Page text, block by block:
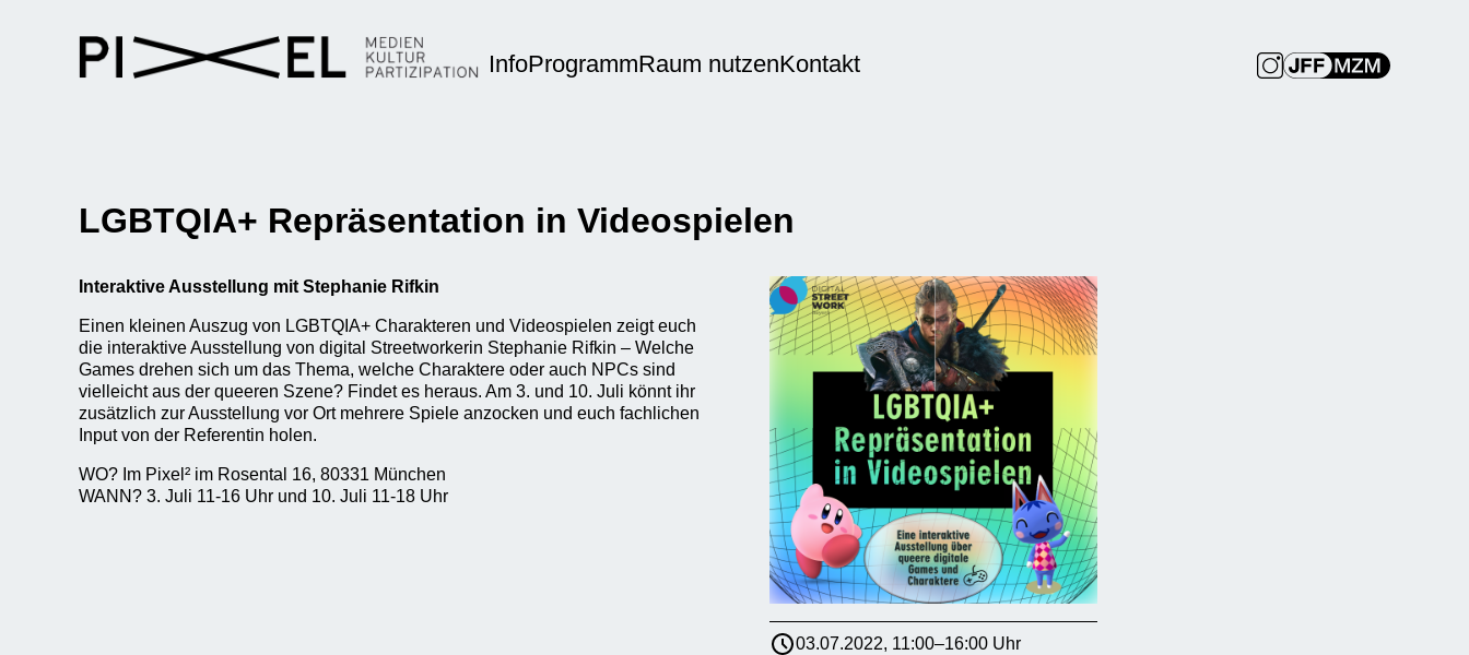
InfoProgrammRaum nutzenKontakt
LGBTQIA+ Repräsentation in Videospielen
Interaktive Ausstellung mit Stephanie Rifkin
Einen kleinen Auszug von LGBTQIA+ Charakteren und Videospielen zeigt euch
die interaktive Ausstellung von digital Streetworkerin Stephanie Rifkin – Welche
Games drehen sich um das Thema, welche Charaktere oder auch NPCs sind
vielleicht aus der queeren Szene? Findet es heraus. Am 3. und 10. Juli könnt ihr
zusätzlich zur Ausstellung vor Ort mehrere Spiele anzocken und euch fachlichen
Input von der Referentin holen.
WO? Im Pixel² im Rosental 16, 80331 München
WANN? 3. Juli 11-16 Uhr und 10. Juli 11-18 Uhr
03.07.2022, 11:00–16:00 Uhr